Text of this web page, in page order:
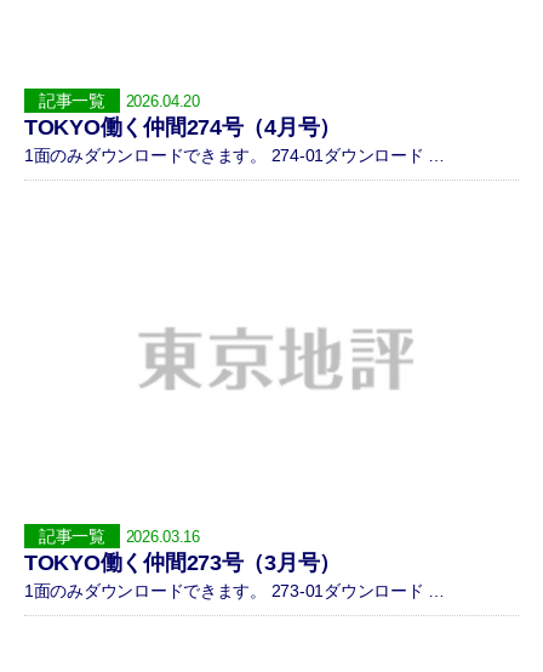
記事一覧 2026.04.20
TOKYO働く仲間274号（4月号）
1面のみダウンロードできます。 274-01ダウンロード …
記事一覧 2026.03.16
TOKYO働く仲間273号（3月号）
1面のみダウンロードできます。 273-01ダウンロード …